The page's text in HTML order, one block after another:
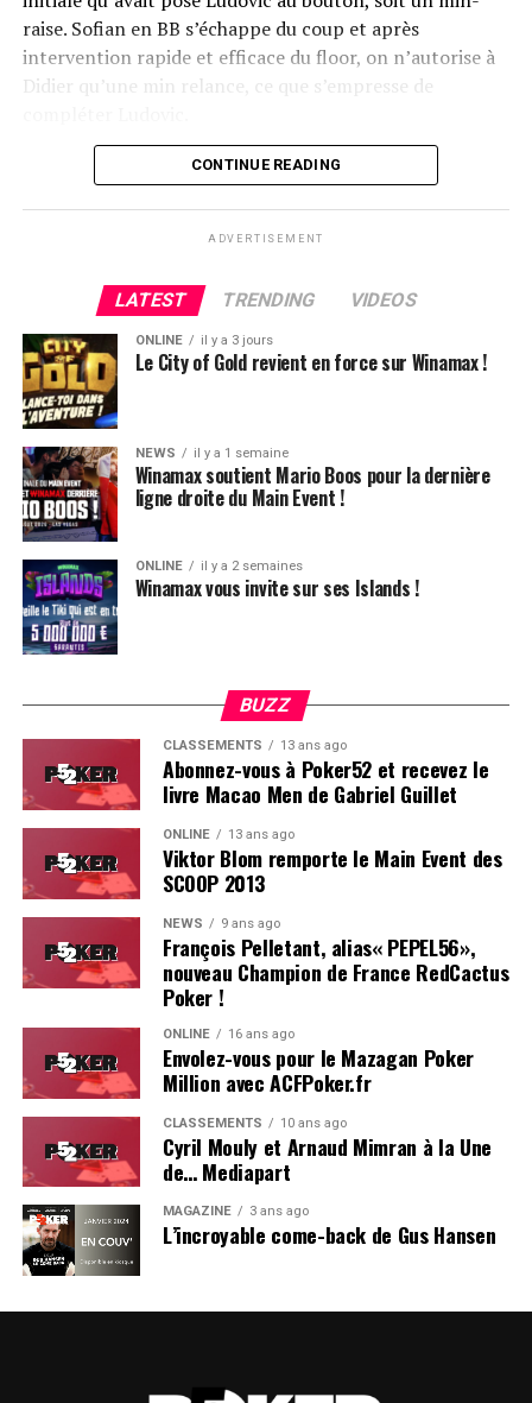
raise. Sofian en BB s’échappe du coup et après
intervention rapide et efficace du floor, on n’autorise à
Didier qu’une min relance, ce que s’empresse de
Flop QJ4. All-in de Ludovic et insta call de Logghe, avec
peine une BB, qu’il perdra le coup suivant contre le
même adversaire.
Ludovic Soleau sort donc à la troisième place, pour un
joli gain de 15720€ !
Place au heads-up final.
Soleau à gauche, sorti par Logghe au centre
CONTINUE READING
ADVERTISEMENT
LATEST TRENDING VIDEOS
ONLINE il y a 3 jours
Le City of Gold revient en force sur Winamax !
NEWS il y a 1 semaine
Winamax soutient Mario Boos pour la dernière
ligne droite du Main Event !
ONLINE il y a 2 semaines
Winamax vous invite sur ses Islands !
BUZZ
CLASSEMENTS 13 ans ago
Abonnez-vous à Poker52 et recevez le
livre Macao Men de Gabriel Guillet
ONLINE 13 ans ago
Viktor Blom remporte le Main Event des
SCOOP 2013
NEWS 9 ans ago
François Pelletant, alias« PEPEL56»,
nouveau Champion de France RedCactus
Poker !
ONLINE 16 ans ago
Envolez-vous pour le Mazagan Poker
Million avec ACFPoker.fr
CLASSEMENTS 10 ans ago
Cyril Mouly et Arnaud Mimran à la Une
de… Mediapart
MAGAZINE 3 ans ago
L’incroyable come-back de Gus Hansen